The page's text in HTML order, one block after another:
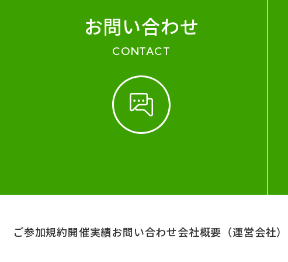
お問い合わせ
CONTACT
ご参加規約開催実績お問い合わせ会社概要（運営会社）